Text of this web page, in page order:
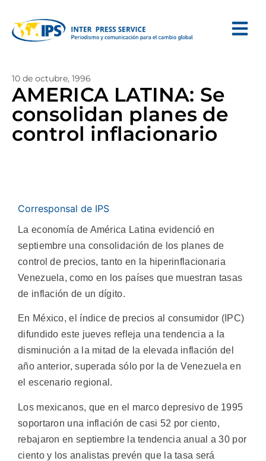
10 de octubre, 1996
AMERICA LATINA: Se
consolidan planes de
control inflacionario
Corresponsal de IPS
La economía de América Latina evidenció en
septiembre una consolidación de los planes de
control de precios, tanto en la hiperinflacionaria
Venezuela, como en los países que muestran tasas
de inflación de un dígito.
En México, el índice de precios al consumidor (IPC)
difundido este jueves refleja una tendencia a la
disminución a la mitad de la elevada inflación del
año anterior, superada sólo por la de Venezuela en
el escenario regional.
Los mexicanos, que en el marco depresivo de 1995
soportaron una inflación de casi 52 por ciento,
rebajaron en septiembre la tendencia anual a 30 por
ciento y los analistas prevén que la tasa será